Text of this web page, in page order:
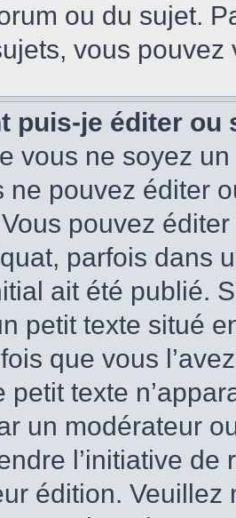
ou du sujet.
vous
puis-je éditer
vous ne soyez
ne pouvez éditer
pouvez
parfois dans
ait été publié.
petit texte situé
que vous
petit texte
un modérateur
l’initiative
édition.